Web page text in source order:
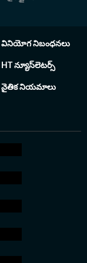
అందిస్తున్నారు.
వినియోగ నిబంధనలు
HT న్యూస్‌లెటర్స్
నైతిక నియమాలు